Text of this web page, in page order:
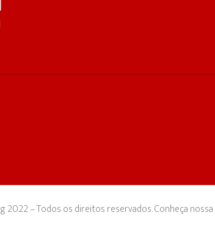
2022 – Todos os direitos reservados. Conheça nossa